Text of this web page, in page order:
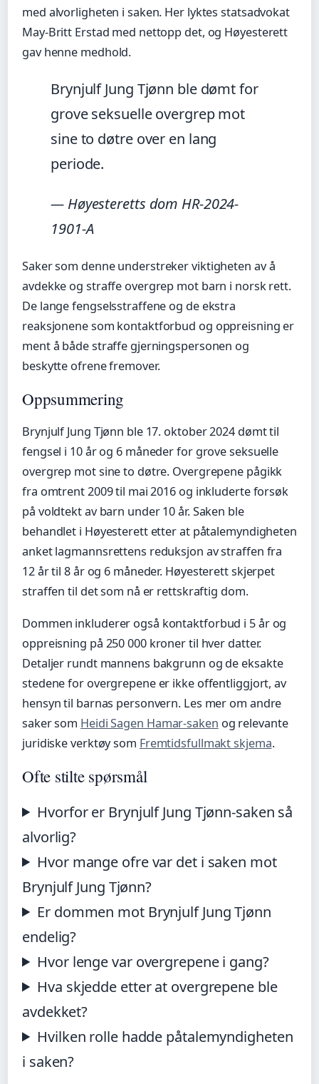
med alvorligheten i saken. Her lyktes statsadvokat
May-Britt Erstad med nettopp det, og Høyesterett
gav henne medhold.
Brynjulf Jung Tjønn ble dømt for
grove seksuelle overgrep mot
sine to døtre over en lang
periode.
— Høyesteretts dom HR-2024-
1901-A
Saker som denne understreker viktigheten av å
avdekke og straffe overgrep mot barn i norsk rett.
De lange fengselsstraffene og de ekstra
reaksjonene som kontaktforbud og oppreisning er
ment å både straffe gjerningspersonen og
beskytte ofrene fremover.
Oppsummering
Brynjulf Jung Tjønn ble 17. oktober 2024 dømt til
fengsel i 10 år og 6 måneder for grove seksuelle
overgrep mot sine to døtre. Overgrepene pågikk
fra omtrent 2009 til mai 2016 og inkluderte forsøk
på voldtekt av barn under 10 år. Saken ble
behandlet i Høyesterett etter at påtalemyndigheten
anket lagmannsrettens reduksjon av straffen fra
12 år til 8 år og 6 måneder. Høyesterett skjerpet
straffen til det som nå er rettskraftig dom.
Dommen inkluderer også kontaktforbud i 5 år og
oppreisning på 250 000 kroner til hver datter.
Detaljer rundt mannens bakgrunn og de eksakte
stedene for overgrepene er ikke offentliggjort, av
hensyn til barnas personvern. Les mer om andre
saker som Heidi Sagen Hamar-saken og relevante
juridiske verktøy som Fremtidsfullmakt skjema.
Ofte stilte spørsmål
Hvorfor er Brynjulf Jung Tjønn-saken så
alvorlig?
Hvor mange ofre var det i saken mot
Brynjulf Jung Tjønn?
Er dommen mot Brynjulf Jung Tjønn
endelig?
Hvor lenge var overgrepene i gang?
Hva skjedde etter at overgrepene ble
avdekket?
Hvilken rolle hadde påtalemyndigheten
i saken?